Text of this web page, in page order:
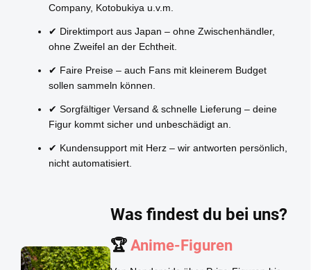
Company, Kotobukiya u.v.m.
✔ Direktimport aus Japan – ohne Zwischenhändler,
ohne Zweifel an der Echtheit.
✔ Faire Preise – auch Fans mit kleinerem Budget
sollen sammeln können.
✔ Sorgfältiger Versand & schnelle Lieferung – deine
Figur kommt sicher und unbeschädigt an.
✔ Kundensupport mit Herz – wir antworten persönlich,
nicht automatisiert.
Was findest du bei uns?
🏆Anime-Figuren